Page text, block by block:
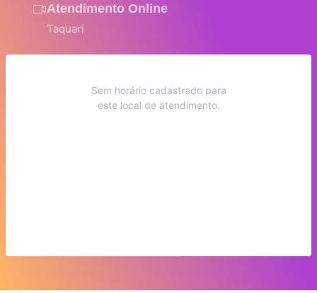
Atendimento Online
Taquari
Sem horário cadastrado para
este local de atendimento.